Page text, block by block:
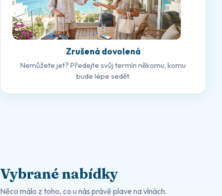
Zrušená dovolená
Nemůžete jet? Předejte svůj termín někomu, komu
bude lépe sedět.
Vybrané nabídky
Něco málo z toho, co u nás právě plave na vlnách.